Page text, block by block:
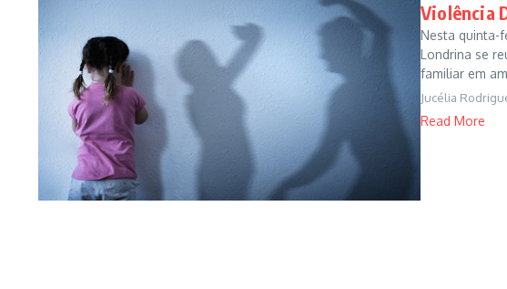
Violência
Nesta quinta-
Londrina se
familiar em
Jucélia
Read More